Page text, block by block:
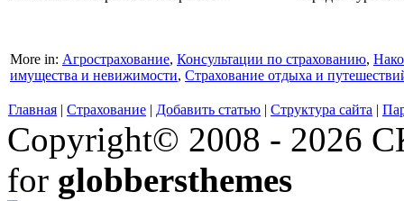
More in: Агрострахование, Консультации по страхованию,
имущества и невижимости, Страхование отдыха и
Главная | Страхование | Добавить статью | Структура сайта |
Copyright© 2008 - 2026
for globbersthemes